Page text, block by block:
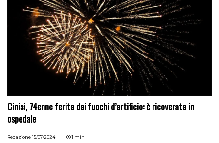
Cinisi, 74enne ferita dai fuochi d’artificio: è ricoverata in
ospedale
Redazione 15/07/2024 1 min